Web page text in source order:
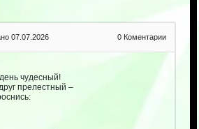
07.07.2026 0 Коментарии
чудесный!
прелестный –